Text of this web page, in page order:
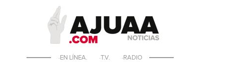
·EN LÍNEA. ·T.V. ·RADIO